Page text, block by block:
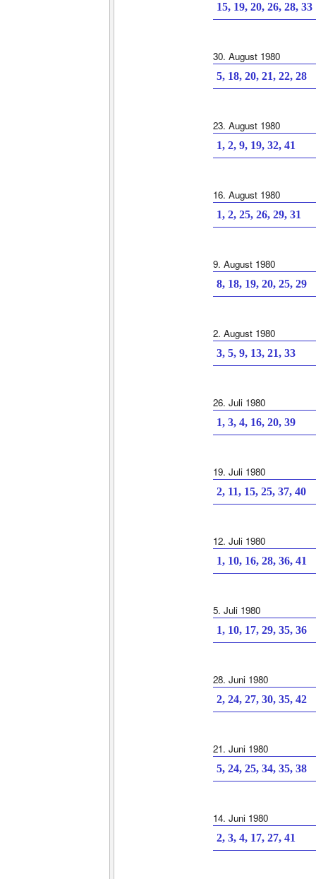
15, 19, 20, 26, 28, 33
30. August 1980
5, 18, 20, 21, 22, 28
23. August 1980
1, 2, 9, 19, 32, 41
16. August 1980
1, 2, 25, 26, 29, 31
9. August 1980
8, 18, 19, 20, 25, 29
2. August 1980
3, 5, 9, 13, 21, 33
26. Juli 1980
1, 3, 4, 16, 20, 39
19. Juli 1980
2, 11, 15, 25, 37, 40
12. Juli 1980
1, 10, 16, 28, 36, 41
5. Juli 1980
1, 10, 17, 29, 35, 36
28. Juni 1980
2, 24, 27, 30, 35, 42
21. Juni 1980
5, 24, 25, 34, 35, 38
14. Juni 1980
2, 3, 4, 17, 27, 41